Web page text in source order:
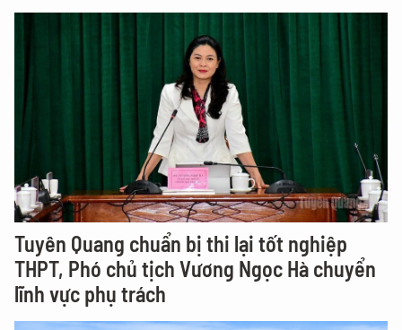
Tuyên Quang chuẩn bị thi lại tốt nghiệp
THPT, Phó chủ tịch Vương Ngọc Hà chuyển
lĩnh vực phụ trách